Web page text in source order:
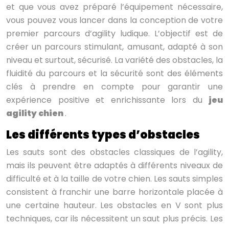
et que vous avez préparé l’équipement nécessaire,
vous pouvez vous lancer dans la conception de votre
premier parcours d’agility ludique. L’objectif est de
créer un parcours stimulant, amusant, adapté à son
niveau et surtout, sécurisé. La variété des obstacles, la
fluidité du parcours et la sécurité sont des éléments
clés à prendre en compte pour garantir une
expérience positive et enrichissante lors du jeu
agility chien.
Les différents types d’obstacles
Les sauts sont des obstacles classiques de l’agility,
mais ils peuvent être adaptés à différents niveaux de
difficulté et à la taille de votre chien. Les sauts simples
consistent à franchir une barre horizontale placée à
une certaine hauteur. Les obstacles en V sont plus
techniques, car ils nécessitent un saut plus précis. Les